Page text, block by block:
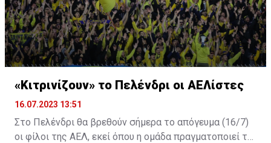
— Ben Jacobs (@JacobsBen)July 15, 2023
«Κιτρινίζουν» το Πελένδρι οι ΑΕΛίστες
16.07.2023 13:51
Στο Πελένδρι θα βρεθούν σήμερα το απόγευμα (16/7)
οι φίλοι της ΑΕΛ, εκεί όπου η ομάδα πραγματοποιεί το